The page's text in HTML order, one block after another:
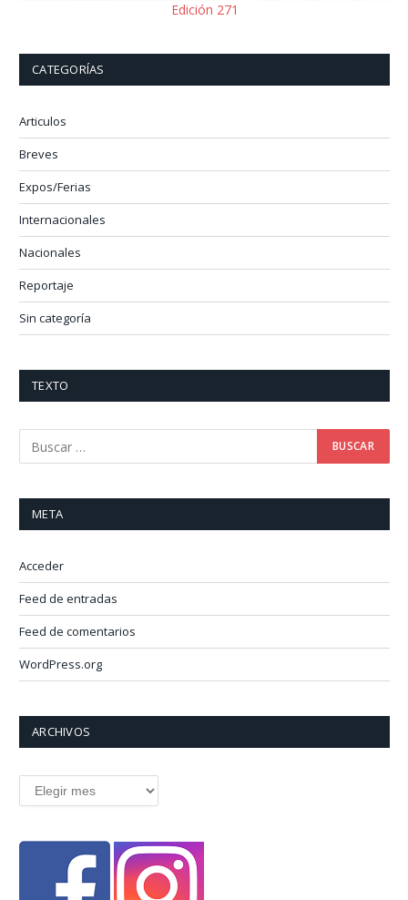
Edición 271
CATEGORÍAS
Articulos
Breves
Expos/Ferias
Internacionales
Nacionales
Reportaje
Sin categoría
TEXTO
META
Acceder
Feed de entradas
Feed de comentarios
WordPress.org
ARCHIVOS
Archivos